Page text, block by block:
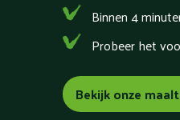
Binnen 4
Probeer het
Bekijk onze